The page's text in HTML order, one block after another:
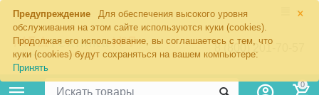
×
Предупреждение
Для обеспечения высокого уровня
обслуживания на этом сайте используются куки (cookies).
Продолжая его использование, вы соглашаетесь с тем, что
куки (cookies) будут сохраняться на вашем компьютере:
Принять
8 (800) 201-70-57
0